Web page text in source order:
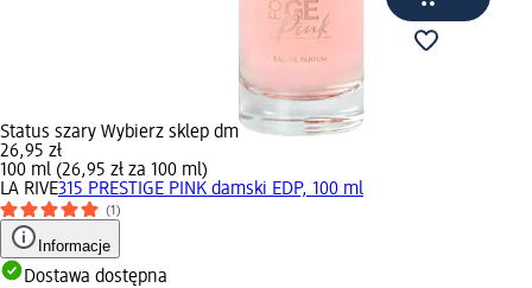
Status szary Wybierz sklep dm
26,95 zł
100 ml (26,95 zł za 100 ml)
LA RIVE315 PRESTIGE PINK damski EDP, 100 ml
(1)
Informacje
Dostawa dostępna